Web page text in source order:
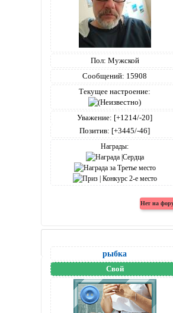
Пол: Мужской
Сообщений: 15908
Текущее настроение:
Уважение: [+1214/-20]
Позитив: [+3445/-46]
Награды:
рыбка
Свой